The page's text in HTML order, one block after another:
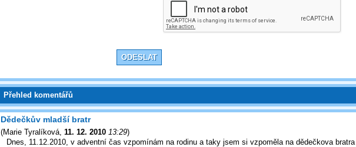
Přehled komentářů
Dědečkův mladší bratr
(Marie Tyralíková 11. 12. 2010 13:29)
Dnes, 11.12.2010, v adventní čas vzpomínám na rodinu a taky jsem si vzpoměla na dědečkova